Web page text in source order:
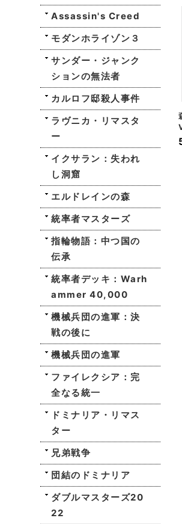
Assassin's Creed
モダンホライゾン３
サンダー・ジャンク
ションの無法者
カルロフ邸殺人事件
ラヴニカ・リマスタ
ー
イクサラン：失われ
し洞窟
エルドレインの森
統率者マスターズ
指輪物語：中つ国の
伝承
統率者デッキ：Warh
ammer 40,000
機械兵団の進軍：決
戦の後に
機械兵団の進軍
ファイレクシア：完
全なる統一
ドミナリア・リマス
ター
兄弟戦争
団結のドミナリア
ダブルマスターズ20
22